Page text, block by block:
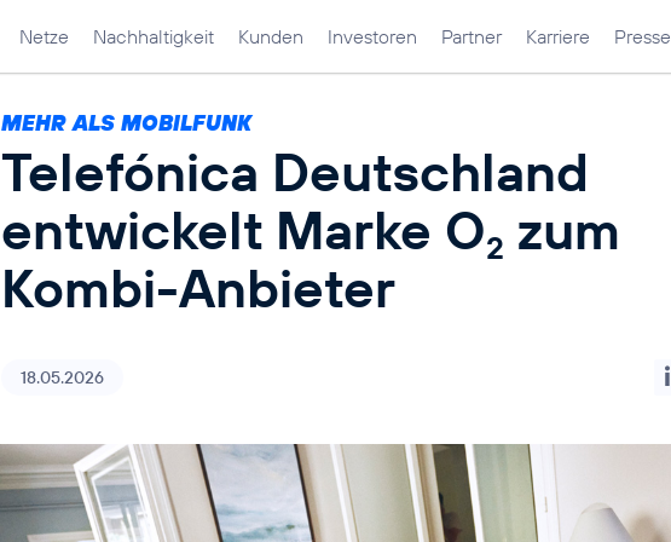
Netze Nachhaltigkeit Kunden Investoren Partner Karriere Presse
MEHR ALS MOBILFUNK
Telefónica Deutschland
entwickelt Marke O2 zum
Kombi-Anbieter
18.05.2026